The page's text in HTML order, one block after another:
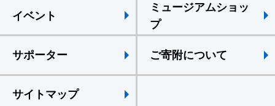
イベント
ミュージアムショッ
プ
サポーター ご寄附について
サイトマップ